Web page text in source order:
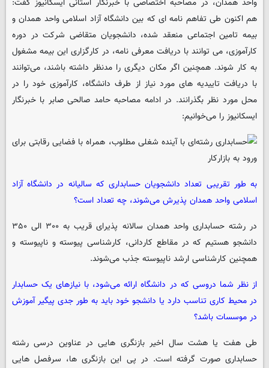
واحد همدان، در مصاحبه اختصاصی با خبرنگار استانی ایسکانیوز گفت:
هم اکنون طی تفاهم نامه ای که بین دانشگاه آزاد اسلامی واحد همدان و
بیمه تامین اجتماعی منعقد شده، دانشجویان متقاضی شرکت در دوره
کارآموزی، می توانند با دریافت معرفی نامه، در کارگزاری این بیمه مشغول
به کار شوند. همچنین اگر مکان دیگری را مدنظر داشته باشند، می‌توانند
با دریافت تاییدیه های مورد نیاز از طرف دانشگاه، کارآموزی خود را در
محل مورد نظر بگذرانند. در ادامه مصاحبه حامد صالحی صابر با خبرنگار
ایسکانیوز را می‌خوانیم:
به طور تقریبی تعداد دانشجویان حسابداری که سالیانه در دانشگاه آزاد
اسلامی واحد همدان پذیرش می‌شوند، چه تعداد است؟
در رشته حسابداری واحد همدان سالانه پذیرای قریب به ۳۰۰ الی ۳۵۰
دانشجو هستیم که در مقاطع کاردانی، کارشناسی پیوسته و ناپیوسته و
همچنین کارشناسی ارشد ناپیوسته جذب می‌شوند.
از نظر شما دروسی که در دانشگاه ارائه می‌شود، با نیازهای یک حسابدار
در محیط کاری تناسب دارد یا دانشجو خود باید به طور جدی پیگیر آموزش
در موسسات باشد؟
طی هفت یا هشت سال اخیر بازنگری هایی در عناوین درسی رشته
حسابداری صورت گرفته است. در پی این بازنگری ها، سرفصل هایی